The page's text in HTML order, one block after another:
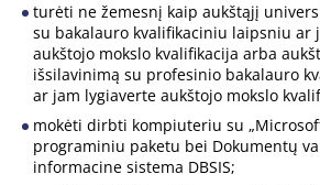
turėti ne žemesnį kaip aukštąjį
su bakalauro kvalifikaciniu laipsniu ar
aukštojo mokslo kvalifikacija arba
išsilavinimą su profesinio bakalauro
ar jam lygiaverte aukštojo mokslo
mokėti dirbti kompiuteriu su
programiniu paketu bei Dokumentų
informacine sistema DBSIS;